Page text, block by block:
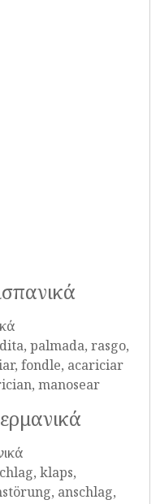
palmada, rasgo,
fondle, acariciar
manosear
klaps,
anschlag,